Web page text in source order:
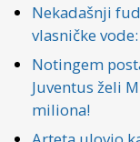
Nekadašnji
vlasničke
Notingem
Juventus želi
miliona!